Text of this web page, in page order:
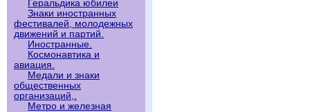
Геральдика юбилеи
Знаки иностранных
фестивалей, молодежных
движений и партий.
Иностранные.
Космонавтика и
авиация.
Медали и знаки
общественных
организаций,.
Метро и железная